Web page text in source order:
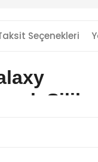
Seçenekleri